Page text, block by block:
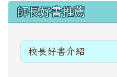
右邊區域內容
師長好書推薦